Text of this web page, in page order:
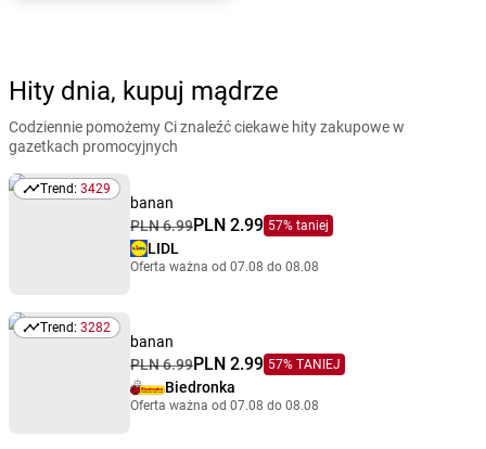
Hity dnia, kupuj mądrze
Codziennie pomożemy Ci znaleźć ciekawe hity zakupowe w
gazetkach promocyjnych
Trend: 3429
Trend: 3429
banan
PLN 6.99PLN 2.99 57% taniej
LIDL
Oferta ważna od 07.08 do 08.08
Trend: 3282
Trend: 3282
banan
PLN 6.99PLN 2.99 57% TANIEJ
Biedronka
Oferta ważna od 07.08 do 08.08